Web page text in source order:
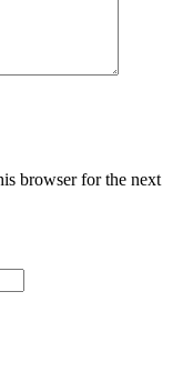
browser for the next